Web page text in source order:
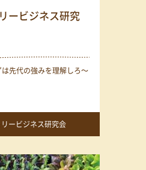
ービジネス研究
は先代の強みを理解しろ〜
ービジネス研究会